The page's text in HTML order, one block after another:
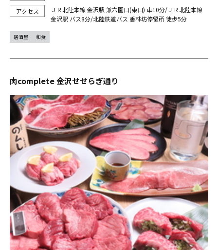
ＪＲ北陸本線 金沢駅 兼六園口(東口) 車10分/ＪＲ北陸本線
金沢駅 バス8分/北陸鉄道バス 香林坊停留所 徒歩5分
居酒屋 和食
肉complete 金沢せせらぎ通り